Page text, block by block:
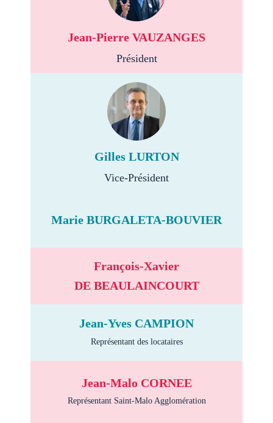
Jean-Pierre VAUZANGES
Président
Gilles LURTON
Vice-Président
Marie BURGALETA-BOUVIER
François-Xavier
DE BEAULAINCOURT
Jean-Yves CAMPION
Représentant des locataires
Jean-Malo CORNEE
Représentant Saint-Malo Agglomération